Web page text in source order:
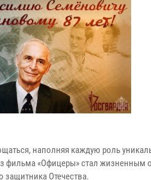
наполняя каждую роль
фильма «Офицеры» стал жизненным
защитника Отечества.